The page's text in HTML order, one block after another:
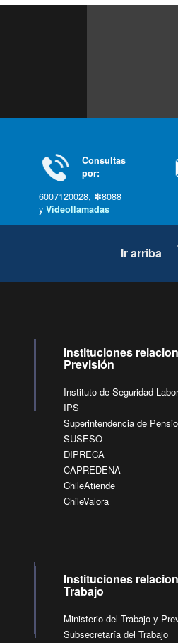
Consultas
por:
6007120028, ✽8088
y Videollamadas
Ir arriba
Instituciones
Previsión
Instituto de Seguridad
IPS
Superintendencia de
SUSESO
DIPRECA
CAPREDENA
ChileAtiende
ChileValora
Instituciones
Trabajo
Ministerio del Trabajo y
Subsecretaría del Trabajo